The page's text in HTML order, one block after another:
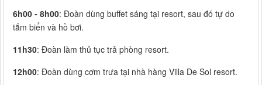
6h00 - 8h00: Đoàn dùng buffet sáng tại resort, sau đó tự do
tắm biển và hồ bơi.
11h30: Đoàn làm thủ tục trả phòng resort.
12h00: Đoàn dùng cơm trưa tại nhà hàng Villa De Sol resort.